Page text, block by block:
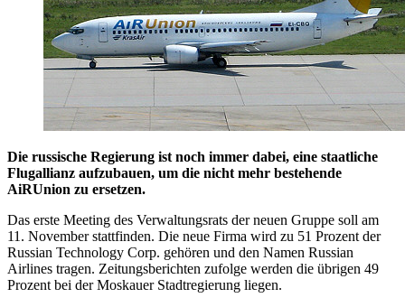
Die russische Regierung ist noch immer dabei, eine staatliche
Flugallianz aufzubauen, um die nicht mehr bestehende
AiRUnion zu ersetzen.
Das erste Meeting des Verwaltungsrats der neuen Gruppe soll am
11. November stattfinden. Die neue Firma wird zu 51 Prozent der
Russian Technology Corp. gehören und den Namen Russian
Airlines tragen. Zeitungsberichten zufolge werden die übrigen 49
Prozent bei der Moskauer Stadtregierung liegen.